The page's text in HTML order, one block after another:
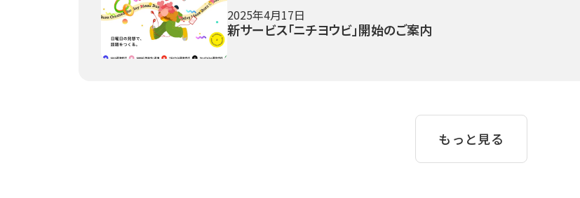
2025年4月17日
新サービス「ニチヨウビ」開始のご案内
もっと見る